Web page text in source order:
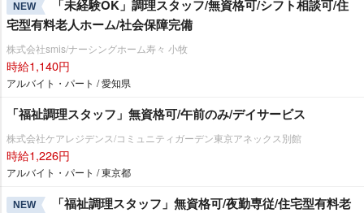
NEW
「未経験OK」調理スタッフ/無資格可/シフト相談可/住
宅型有料老人ホーム/社会保障完備
株式会社smis/ナーシングホーム寿々 小牧
時給1,140円
アルバイト・パート / 愛知県
「福祉調理スタッフ」無資格可/午前のみ/デイサービス
株式会社ケアレジデンス/コミュニティガーデン東京アネックス別館
時給1,226円
アルバイト・パート / 東京都
NEW
「福祉調理スタッフ」無資格可/夜勤専従/住宅型有料老